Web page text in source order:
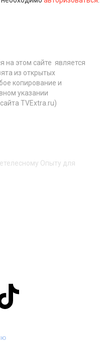
на этом сайте является
из открытых
копирование и
указании
TVExtra.ru)
Опыту для